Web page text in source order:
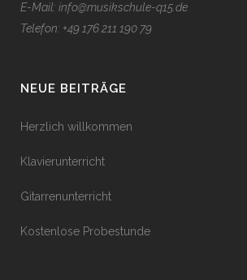
E-Mail: info@musikschule-q15.de
Telefon: +49 176 211 190 79
NEUE BEITRÄGE
Herzlich willkommen
Klavierunterricht
Gitarrenunterricht
Kostenlose Probestunde